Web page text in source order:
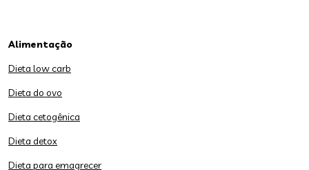
Alimentação
Dieta low carb
Dieta do ovo
Dieta cetogênica
Dieta detox
Dieta para emagrecer